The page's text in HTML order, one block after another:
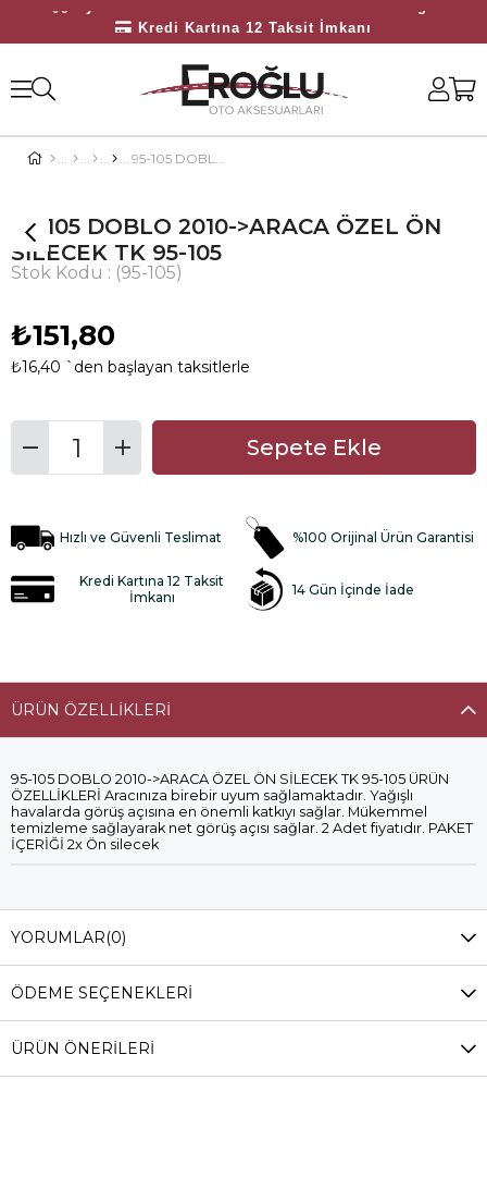
Kredi Kartına 12 Taksit İmkanı
95-105 DOBLO 2010->ARACA ÖZEL ÖN SİLECEK TK 95-105
95-105 DOBLO 2010->ARACA ÖZEL ÖN
SİLECEK TK 95-105
Stok Kodu (95-105)
₺151,80
₺16,40 `den başlayan taksitlerle
Hızlı ve Güvenli Teslimat %100 Orijinal Ürün Garantisi
Kredi Kartına 12 Taksit
İmkanı
14 Gün İçinde İade
ÜRÜN ÖZELLIKLERI
95-105 DOBLO 2010->ARACA ÖZEL ÖN SİLECEK TK 95-105 ÜRÜN
ÖZELLİKLERİ Aracınıza birebir uyum sağlamaktadır. Yağışlı
havalarda görüş açısına en önemli katkıyı sağlar. Mükemmel
temizleme sağlayarak net görüş açısı sağlar. 2 Adet fiyatıdır. PAKET
İÇERİĞİ 2x Ön silecek
YORUMLAR(0)
ÖDEME SEÇENEKLERI
ÜRÜN ÖNERILERI